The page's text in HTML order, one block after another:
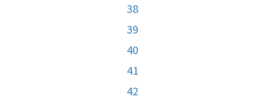
38
39
40
41
42